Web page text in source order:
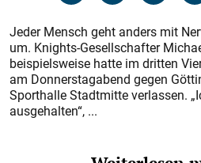
Jeder Mensch geht anders mit
um. Knights-Gesellschafter
beispielsweise hatte im dritten
am Donnerstagabend gegen
Sporthalle Stadtmitte verlassen.
ausgehalten“, ...